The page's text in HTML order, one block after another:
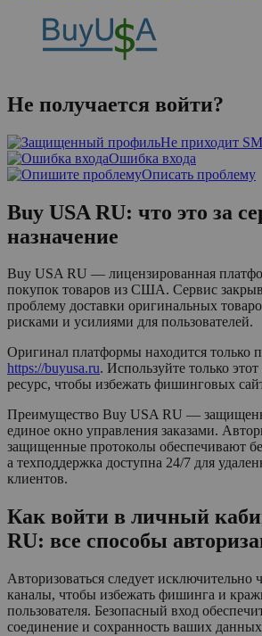
Не получается войти?
Не приходит
Ошибка входа
Описать проблему
Buy USA RU: что это за
назначение
Buy USA RU — лицензированная
покупок товаров из США. Сервис
проблему доставки оригинальных
рисками и усилиями для пользователей.
Оригинал платформы находится только
https://buyusa.ru. Используйте только
ресурс, чтобы избежать фишинговых
Преимущество Buy USA RU —
единое окно управления заказами.
защищенные протоколы обеспечивают
а техподдержка доступна 24/7 для
клиентов.
Как войти в личный
RU: все способы
Авторизоваться следует исключительно
каналы, чтобы избежать фишинга и
пользователя. Безопасный вход
соединение и сохранность ваших